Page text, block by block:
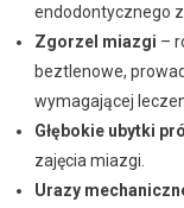
endodontycznego
Zgorzel miazgi –
beztlenowe,
wymagającej
Głębokie ubytki
zajęcia miazgi.
Urazy